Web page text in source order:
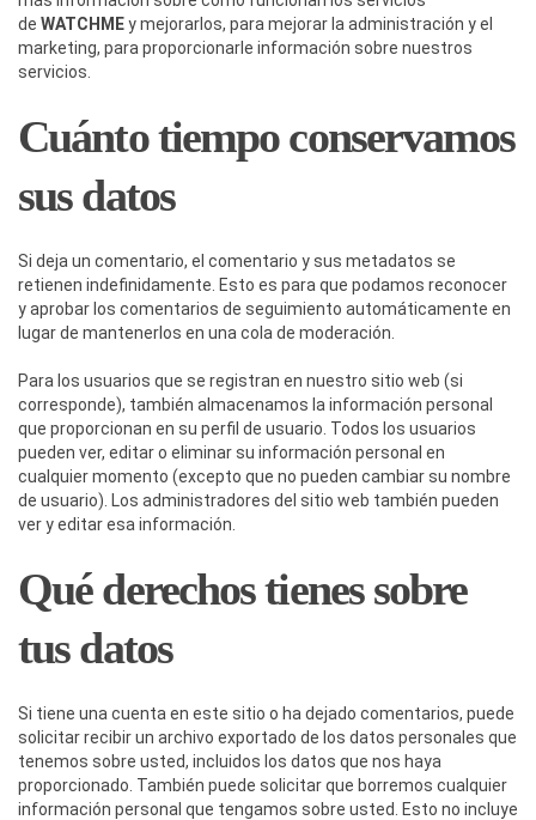
de WATCHMEy mejorarlos, para mejorar la administración y el
marketing, para proporcionarle información sobre nuestros
servicios.
Cuánto tiempo conservamos
sus datos
Si deja un comentario, el comentario y sus metadatos se
retienen indefinidamente. Esto es para que podamos reconocer
y aprobar los comentarios de seguimiento automáticamente en
lugar de mantenerlos en una cola de moderación.
Para los usuarios que se registran en nuestro sitio web (si
corresponde), también almacenamos la información personal
que proporcionan en su perfil de usuario. Todos los usuarios
pueden ver, editar o eliminar su información personal en
cualquier momento (excepto que no pueden cambiar su nombre
de usuario). Los administradores del sitio web también pueden
ver y editar esa información.
Qué derechos tienes sobre
tus datos
Si tiene una cuenta en este sitio o ha dejado comentarios, puede
solicitar recibir un archivo exportado de los datos personales que
tenemos sobre usted, incluidos los datos que nos haya
proporcionado. También puede solicitar que borremos cualquier
información personal que tengamos sobre usted. Esto no incluye